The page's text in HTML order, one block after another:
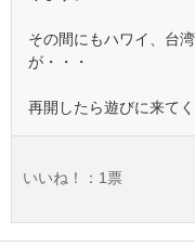
その間にもハワイ、台
が・・・
再開したら遊びに来てく
いいね！： 1 票